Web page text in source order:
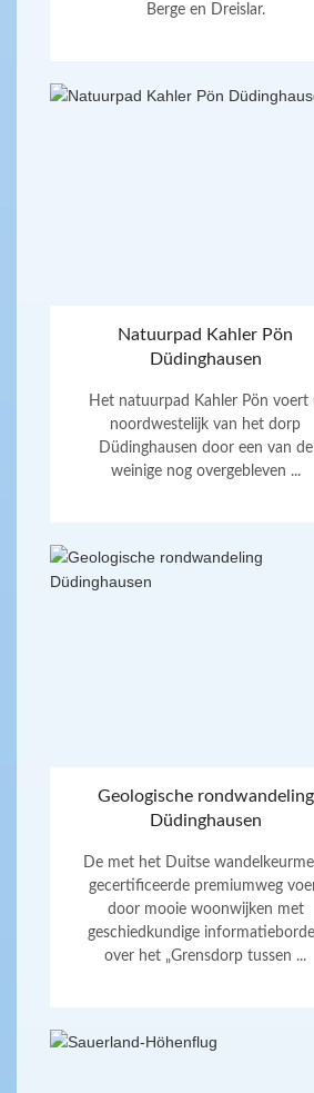
Berge en Dreislar.
Natuurpad Kahler Pön
Düdinghausen
Het natuurpad Kahler Pön voert
noordwestelijk van het dorp
Düdinghausen door een van de
weinige nog overgebleven ...
Geologische rondwandeling
Düdinghausen
De met het Duitse
gecertificeerde premiumweg
door mooie woonwijken met
geschiedkundige
over het „Grensdorp tussen ...